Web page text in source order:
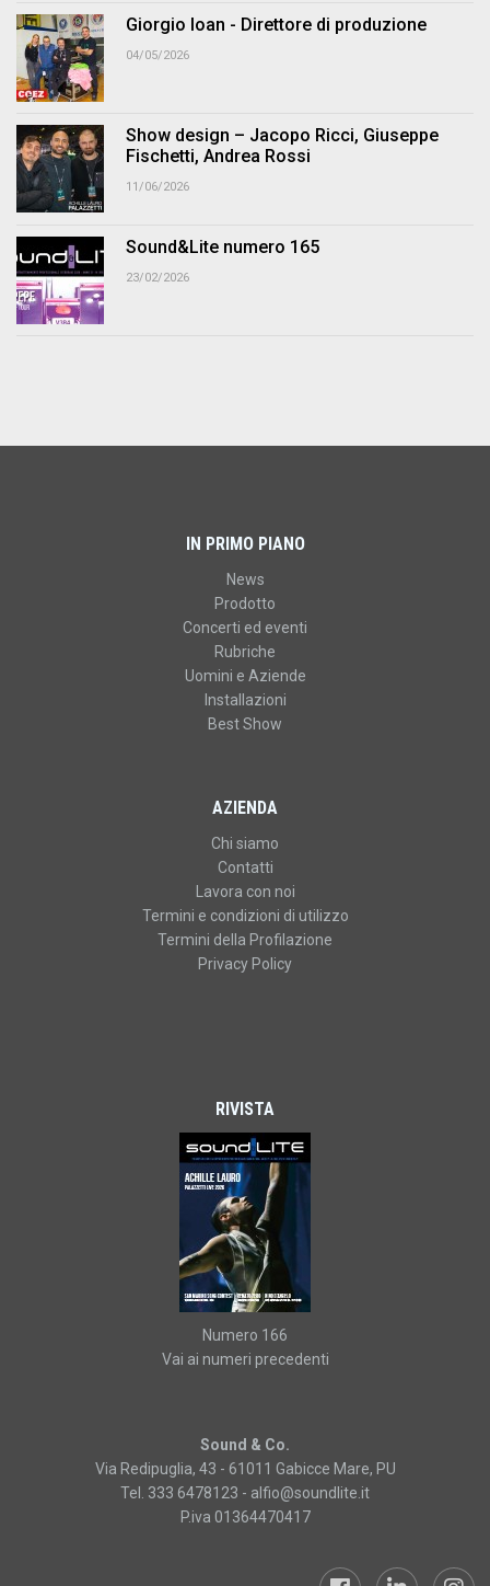
Giorgio Ioan - Direttore di produzione
04/05/2026
Show design – Jacopo Ricci, Giuseppe
Fischetti, Andrea Rossi
11/06/2026
Sound&Lite numero 165
23/02/2026
IN PRIMO PIANO
News
Prodotto
Concerti ed eventi
Rubriche
Uomini e Aziende
Installazioni
Best Show
AZIENDA
Chi siamo
Contatti
Lavora con noi
Termini e condizioni di utilizzo
Termini della Profilazione
Privacy Policy
RIVISTA
Numero 166
Vai ai numeri precedenti
Sound & Co.
Via Redipuglia, 43 - 61011 Gabicce Mare, PU
Tel. 333 6478123 - alfio@soundlite.it
P.iva 01364470417